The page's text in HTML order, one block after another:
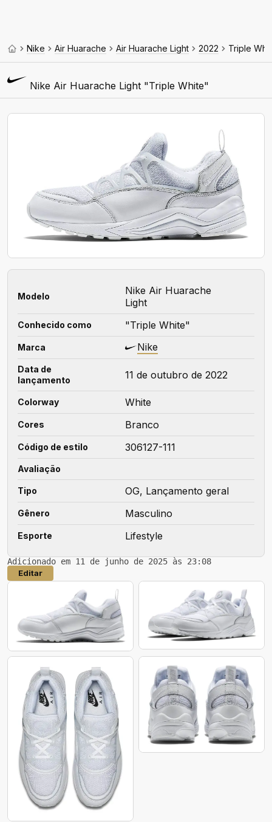
Nike Air Huarache Air Huarache Light 2022 Triple
Nike Air Huarache Light "Triple White"
Modelo
Nike Air Huarache
Light
Conhecido como "Triple White"
Marca Nike
Data de
lançamento
11 de outubro de 2022
Colorway White
Cores Branco
Código de estilo 306127-111
Avaliação
Tipo OG, Lançamento geral
Gênero Masculino
Esporte Lifestyle
Adicionado em 11 de junho de 2025 às 23:08
Editar